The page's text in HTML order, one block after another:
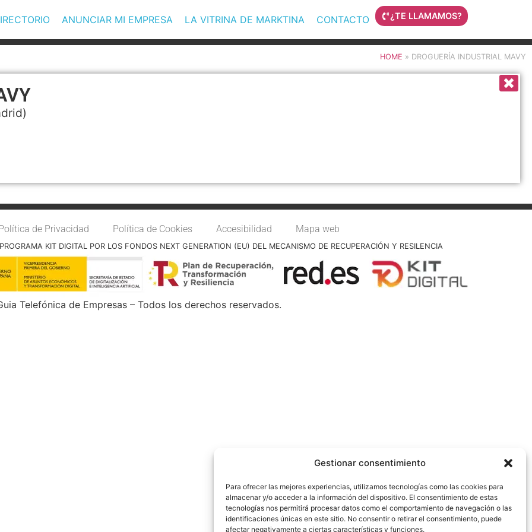
Gestionar consentimiento
Para ofrecer las mejores experiencias, utilizamos tecnologías como las cookies para
almacenar y/o acceder a la información del dispositivo. El consentimiento de estas
tecnologías nos permitirá procesar datos como el comportamiento de navegación o las
identificaciones únicas en este sitio. No consentir o retirar el consentimiento, puede
afectar negativamente a ciertas características y funciones.
ANUNCIAR MI EMPRESA LA VITRINA DE MARKTINA CONTACTO ¿TE LLAMAMOS?
HOME » DROGUERÍA INDUSTRIAL MAVY
de Privacidad Política de Cookies Accesibilidad Mapa web
KIT DIGITAL POR LOS FONDOS NEXT GENERATION (EU) DEL MECANISMO DE RECUPERACIÓN Y RESILENCIA
Telefónica de Empresas – Todos los derechos reservados.